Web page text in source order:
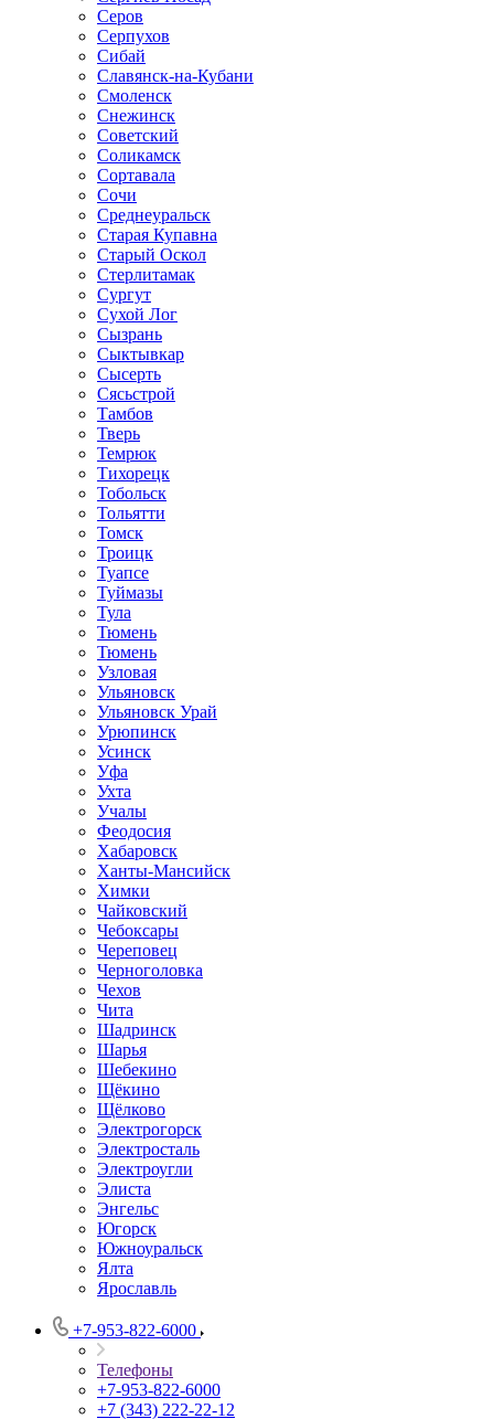
Серов
Серпухов
Сибай
Славянск-на-Кубани
Смоленск
Снежинск
Советский
Соликамск
Сортавала
Сочи
Среднеуральск
Старая Купавна
Старый Оскол
Стерлитамак
Сургут
Сухой Лог
Сызрань
Сыктывкар
Сысерть
Сясьстрой
Тамбов
Тверь
Темрюк
Тихорецк
Тобольск
Тольятти
Томск
Троицк
Туапсе
Туймазы
Тула
Тюмень
Тюмень
Узловая
Ульяновск
Ульяновск Урай
Урюпинск
Усинск
Уфа
Ухта
Учалы
Феодосия
Хабаровск
Ханты-Мансийск
Химки
Чайковский
Чебоксары
Череповец
Черноголовка
Чехов
Чита
Шадринск
Шарья
Шебекино
Щёкино
Щёлково
Электрогорск
Электросталь
Электроугли
Элиста
Энгельс
Югорск
Южноуральск
Ялта
Ярославль
+7-953-822-6000
Телефоны
+7-953-822-6000
+7 (343) 222-22-12